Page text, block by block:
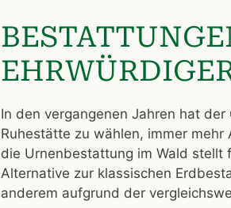
HRWÜRDIGER
In den vergangenen Jahren hat
Ruhestätte zu wählen, immer
die Urnenbestattung im Wald stellt
Alternative zur klassischen
anderem aufgrund der